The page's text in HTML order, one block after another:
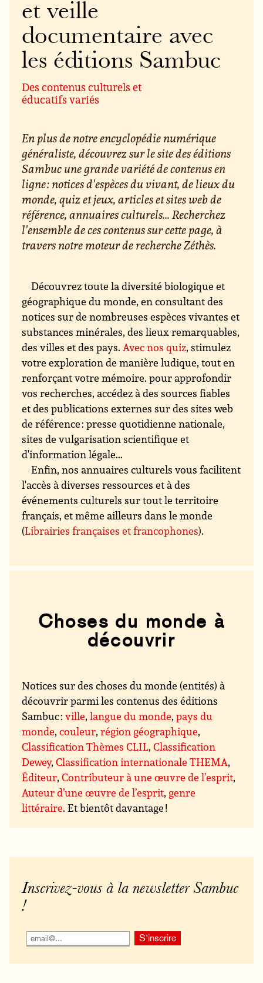
et veille
documentaire avec
les éditions Sambuc
Des contenus culturels et
éducatifs variés
En plus de notre encyclopédie numérique
généraliste, découvrez sur le site des éditions
Sambuc une grande variété de contenus en
ligne : notices d'espèces du vivant, de lieux du
monde, quiz et jeux, articles et sites web de
référence, annuaires culturels... Recherchez
l'ensemble de ces contenus sur cette page, à
travers notre moteur de recherche Zéthès.
Découvrez toute la diversité biologique et
géographique du monde, en consultant des
notices sur de nombreuses espèces vivantes et
substances minérales, des lieux remarquables,
des villes et des pays.Avec nos quiz, stimulez
votre exploration de manière ludique, tout en
renforçant votre mémoire. pour approfondir
vos recherches, accédez à des sources fiables
et des publications externes sur des sites web
de référence : presse quotidienne nationale,
sites de vulgarisation scientifique et
d'information légale...
Enfin, nos annuaires culturels vous facilitent
l'accès à diverses ressources et à des
événements culturels sur tout le territoire
français, et même ailleurs dans le monde
(Librairies françaises et francophones).
Choses du monde à
découvrir
Notices sur des choses du monde (entités) à
découvrir parmi les contenus des éditions
Sambuc :ville,langue du monde,pays du
monde,couleur,région géographique,
Classification Thèmes CLIL,Classification
Dewey,Classification internationale THEMA,
Éditeur,Contributeur à une œuvre de l’esprit,
Auteur d’une œuvre de l’esprit, genre
littéraire. Et bientôt davantage !
Inscrivez-vous à la newsletter Sambuc
!